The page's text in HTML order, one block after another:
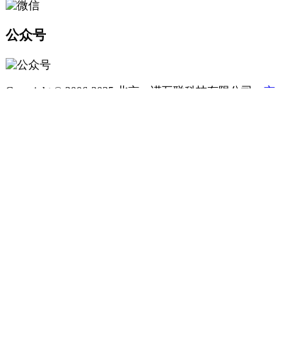
公众号
Copyright © 2006-2025 北京一诺互联科技有限公司 京